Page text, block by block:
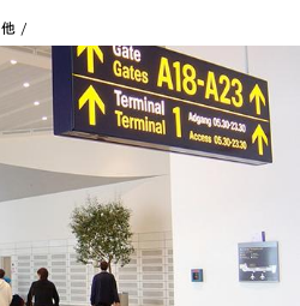
他